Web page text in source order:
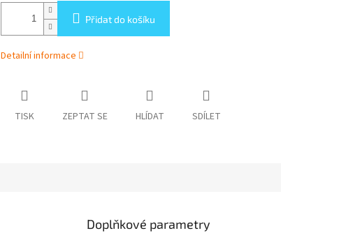
Přidat do košíku
Detailní informace
TISK ZEPTAT SE HLÍDAT SDÍLET
Doplňkové parametry